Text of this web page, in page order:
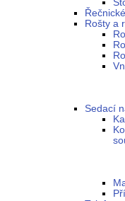
Rošty a
Sedací